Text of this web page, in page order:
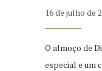
16 de julho de
O almoço de
especial e um